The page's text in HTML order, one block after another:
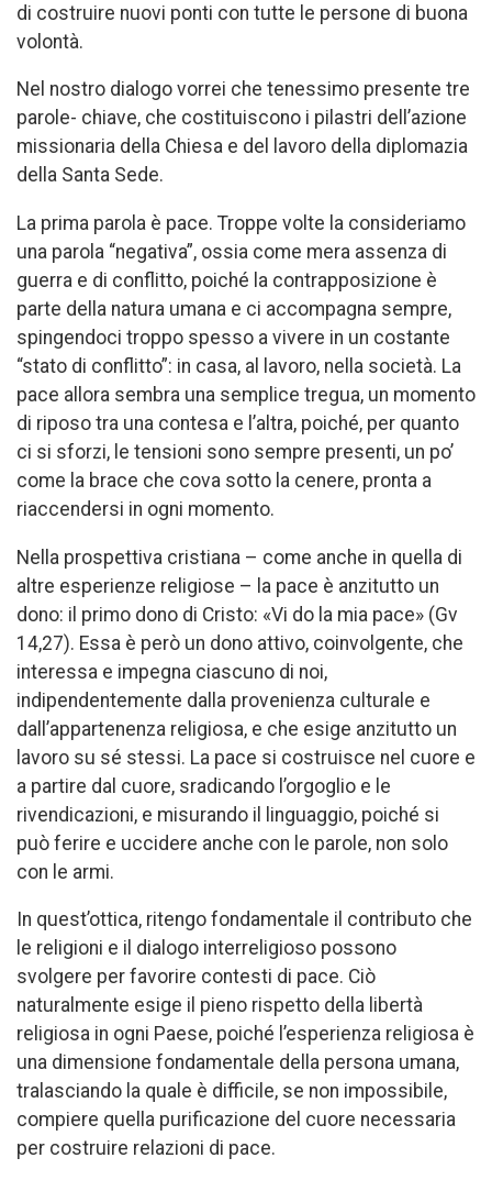
di costruire nuovi ponti con tutte le persone di buona
volontà.
Nel nostro dialogo vorrei che tenessimo presente tre
parole- chiave, che costituiscono i pilastri dell’azione
missionaria della Chiesa e del lavoro della diplomazia
della Santa Sede.
La prima parola è pace. Troppe volte la consideriamo
una parola “negativa”, ossia come mera assenza di
guerra e di conflitto, poiché la contrapposizione è
parte della natura umana e ci accompagna sempre,
spingendoci troppo spesso a vivere in un costante
“stato di conflitto”: in casa, al lavoro, nella società. La
pace allora sembra una semplice tregua, un momento
di riposo tra una contesa e l’altra, poiché, per quanto
ci si sforzi, le tensioni sono sempre presenti, un po’
come la brace che cova sotto la cenere, pronta a
riaccendersi in ogni momento.
Nella prospettiva cristiana – come anche in quella di
altre esperienze religiose – la pace è anzitutto un
dono: il primo dono di Cristo: «Vi do la mia pace» (Gv
14,27). Essa è però un dono attivo, coinvolgente, che
interessa e impegna ciascuno di noi,
indipendentemente dalla provenienza culturale e
dall’appartenenza religiosa, e che esige anzitutto un
lavoro su sé stessi. La pace si costruisce nel cuore e
a partire dal cuore, sradicando l’orgoglio e le
rivendicazioni, e misurando il linguaggio, poiché si
può ferire e uccidere anche con le parole, non solo
con le armi.
In quest’ottica, ritengo fondamentale il contributo che
le religioni e il dialogo interreligioso possono
svolgere per favorire contesti di pace. Ciò
naturalmente esige il pieno rispetto della libertà
religiosa in ogni Paese, poiché l’esperienza religiosa è
una dimensione fondamentale della persona umana,
tralasciando la quale è difficile, se non impossibile,
compiere quella purificazione del cuore necessaria
per costruire relazioni di pace.